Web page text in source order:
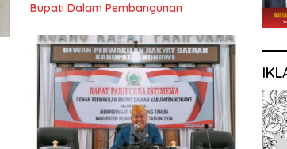
Bupati Dalam Pembangunan